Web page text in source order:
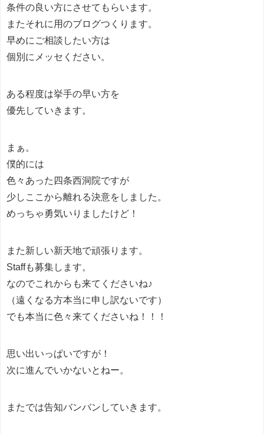
条件の良い方にさせてもらいます。
またそれに用のブログつくります。
早めにご相談したい方は
個別にメッセください。
ある程度は挙手の早い方を
優先していきます。
まぁ。
僕的には
色々あった四条西洞院ですが
少しここから離れる決意をしました。
めっちゃ勇気いりましたけど！
また新しい新天地で頑張ります。
Staffも募集します。
なのでこれからも来てくださいね♪
（遠くなる方本当に申し訳ないです）
でも本当に色々来てくださいね！！！
思い出いっぱいですが！
次に進んでいかないとねー。
またでは告知バンバンしていきます。